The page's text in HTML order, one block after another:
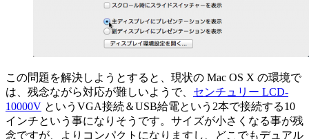
この問題を解決しようとすると、現状の Mac OS X の環境で
は、残念ながら対応が難しいようで、 センチュリー LCD-
10000V というVGA接続＆USB給電という2本で接続する10
インチという事になりそうです。サイズが小さくなる事が残
念ですが、よりコンパクトになりますし、どこでもデュアル